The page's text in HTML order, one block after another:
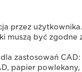
przez
muszą być zgodne
zastosowań CAD:
papier